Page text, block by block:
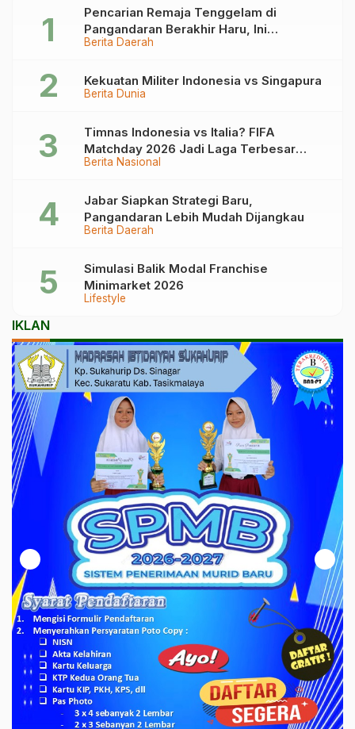
Berita Daerah
Pencarian Remaja Tenggelam di
Pangandaran Berakhir Haru, Ini
Kronologinya
Berita Dunia
Kekuatan Militer Indonesia vs Singapura
Berita Nasional
Timnas Indonesia vs Italia? FIFA
Matchday 2026 Jadi Laga Terbesar
Garuda!
Berita Daerah
Jabar Siapkan Strategi Baru,
Pangandaran Lebih Mudah Dijangkau
Lifestyle
Simulasi Balik Modal Franchise
Minimarket 2026
IKLAN